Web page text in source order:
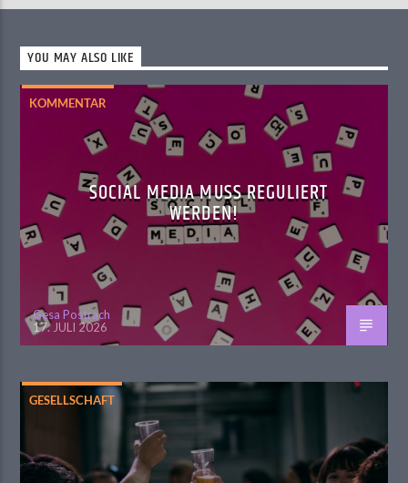
YOU MAY ALSO LIKE
KOMMENTAR
SOCIAL MEDIA MUSS REGULIERT
WERDEN!
Gesa Postrach
17. JULI 2026
GESELLSCHAFT